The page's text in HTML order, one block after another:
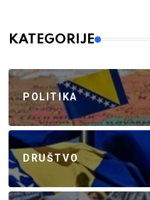
KATEGORIJE
POLITIKA
DRUŠTVO